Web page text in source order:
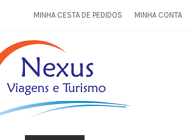
MINHA CESTA DE PEDIDOS MINHA CONTA